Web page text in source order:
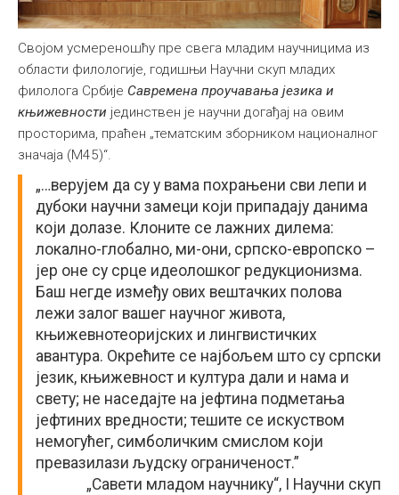
Својом усмереношћу пре свега младим научницима из
области филологије, годишњи Научни скуп младих
филолога Србије Савремена проучавања језика и
књижевности јединствен је научни догађај на овим
просторима, праћен „тематским зборником националног
значаја (М45)“.
„…верујем да су у вама похрањени сви лепи и
дубоки научни замеци који припадају данима
који долазе. Клоните се лажних дилема:
локално-глобално, ми-они, српско-европско –
јер оне су срце идеолошког редукционизма.
Баш негде између ових вештачких полова
лежи залог вашег научног живота,
књижевнотеоријских и лингвистичких
авантура. Окрећите се најбољем што су српски
језик, књижевност и култура дали и нама и
свету; не наседајте на јефтина подметања
јефтиних вредности; тешите се искуством
немогућег, симболичким смислом који
превазилази људску ограниченост.”
„Савети младом научнику“, I Научни скуп